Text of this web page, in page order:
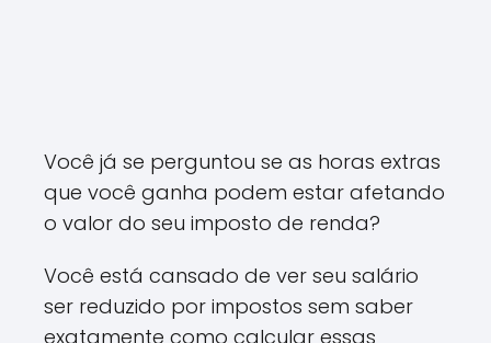
Você já se perguntou se as horas extras
que você ganha podem estar afetando
o valor do seu imposto de renda?
Você está cansado de ver seu salário
ser reduzido por impostos sem saber
exatamente como calcular essas